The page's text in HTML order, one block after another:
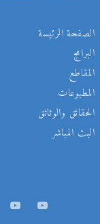
الصفحة الرئيسة
البرامج
المقاطع
المطبوعات
الحقائق والوثائق
البث المباشر